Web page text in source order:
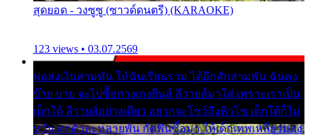
สุดยอด - วงซูซู (ซาวด์ดนตรี) (KARAOKE)
123 views • 03.07.2569
พ่อส่งเงินสามพัน ให้ฉันเรียนราม ได้อีกสักสามพัน ฉันคง
บ๊าย บาย จะไปซื้อกางเกงยีนส์ ลีวายส์มาใส่ เพราะเราเป็น
เด็กใต้ ลีวายส์อย่างเดียว อยากจะโชว์ถึงหิวโซ เด็กใต้ก็ไม่
หวั่น ตกตัวละหลายพัน กัดฟันซื้อมา ให้เด็กเทพเหลียวมอง